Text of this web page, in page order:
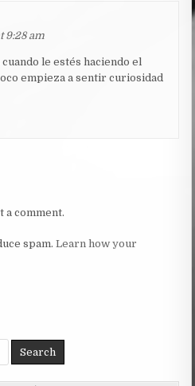
9:28 am
le estés haciendo el
empieza a sentir curiosidad
a comment.
spam.Learn how your